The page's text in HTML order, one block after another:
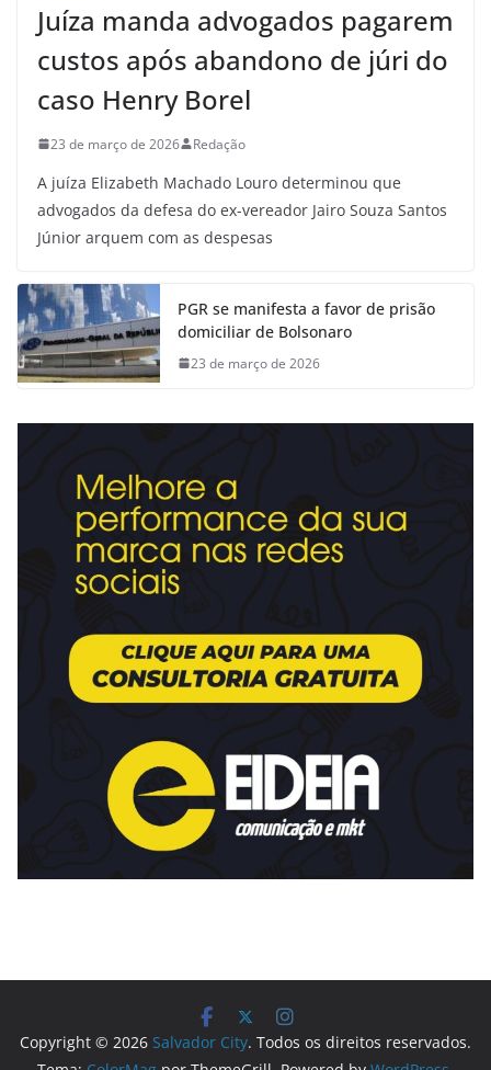
Juíza manda advogados pagarem
custos após abandono de júri do
caso Henry Borel
23 de março de 2026 Redação
A juíza Elizabeth Machado Louro determinou que
advogados da defesa do ex-vereador Jairo Souza Santos
Júnior arquem com as despesas
PGR se manifesta a favor de prisão
domiciliar de Bolsonaro
23 de março de 2026
Copyright © 2026 Salvador City. Todos os direitos reservados.